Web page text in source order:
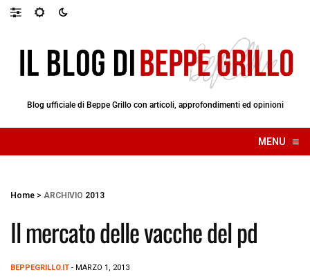
Blog ufficiale di Beppe Grillo con articoli, approfondimenti ed opinioni
MENU ≡
☰
Home > ARCHIVIO 2013
Il mercato delle vacche del pd
BEPPEGRILLO.IT - MARZO 1, 2013